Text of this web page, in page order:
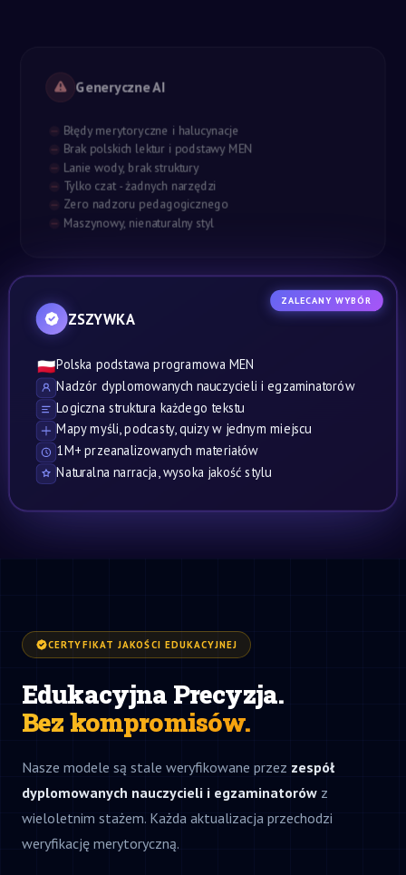
Generyczne AI
Błędy merytoryczne i halucynacje
Brak polskich lektur i podstawy MEN
Lanie wody, brak struktury
Tylko czat - żadnych narzędzi
Zero nadzoru pedagogicznego
Maszynowy, nienaturalny styl
ZALECANY WYBÓR
ZSZYWKA
🇵🇱Polska podstawa programowa MEN
Nadzór dyplomowanych nauczycieli i egzaminatorów
Logiczna struktura każdego tekstu
Mapy myśli, podcasty, quizy w jednym miejscu
1M+ przeanalizowanych materiałów
Naturalna narracja, wysoka jakość stylu
CERTYFIKAT JAKOŚCI EDUKACYJNEJ
Edukacyjna Precyzja.
Bez kompromisów.
Nasze modele są stale weryfikowane przez zespół
dyplomowanych nauczycieli i egzaminatorów z
wieloletnim stażem. Każda aktualizacja przechodzi
weryfikację merytoryczną.